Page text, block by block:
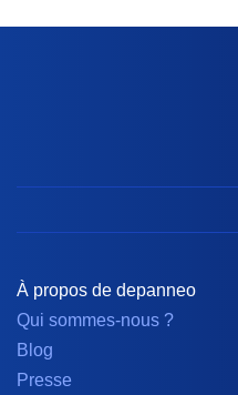
À propos de depanneo
Qui sommes-nous ?
Blog
Presse